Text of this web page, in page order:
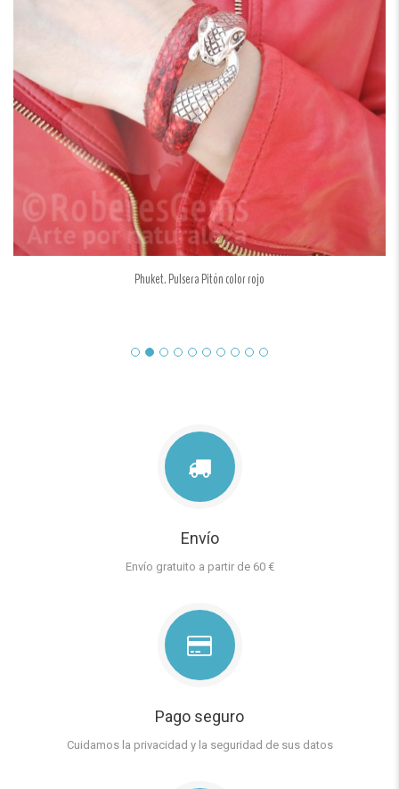
Phuket. Pulsera Pitón color rojo
Envío
Envío gratuito a partir de 60 €
Pago seguro
Cuidamos la privacidad y la seguridad de sus datos